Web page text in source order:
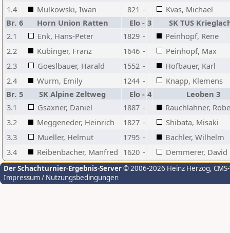
1.4
Mulkowski, Iwan 821 -
Kvas, Michael
Br. 6 Horn Union Ratten Elo - 3
SK TUS
2.1
Enk, Hans-Peter 1829 -
Peinhopf, Rene
2.2
Kubinger, Franz 1646 -
Peinhopf, Max
2.3
Goeslbauer, Harald 1552 -
Hofbauer, Karl
2.4
Wurm, Emily 1244 -
Knapp, Klemens
Br. 5 SK Alpine Zeltweg Elo - 4
Leoben 3
3.1
Gsaxner, Daniel 1887 -
Rauchlahner,
3.2
Meggeneder, Heinrich 1827 -
Shibata, Misaki
3.3
Mueller, Helmut 1795 -
Bachler, Wilhelm
3.4
Reibenbacher, Manfred 1620 - Demmerer, David
Der Schachturnier-Ergebnis-Server© 2006-2026 Heinz Herzog,
Impressum / Nutzungsbedingungen